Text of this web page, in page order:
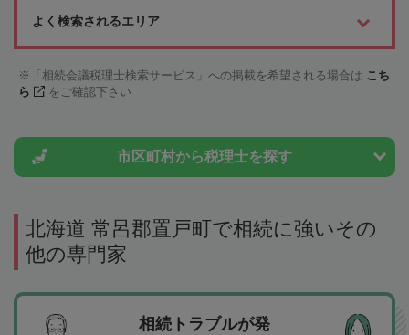
よく検索されるエリア
「相続会議税理士検索サービス」への掲載を希望される場合は こち
ら
をご確認下さい
市区町村から税理士を探す
北海道 常呂郡置戸町で相続に強いその
他の専門家
相続トラブルが発